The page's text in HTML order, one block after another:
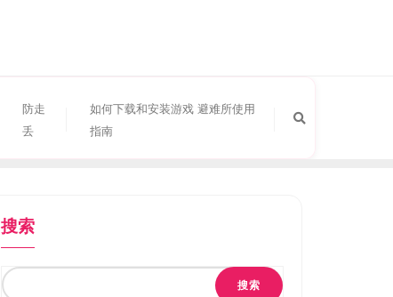
防走
丢
如何下载和安装游戏 避难所使用
指南
搜索
搜索